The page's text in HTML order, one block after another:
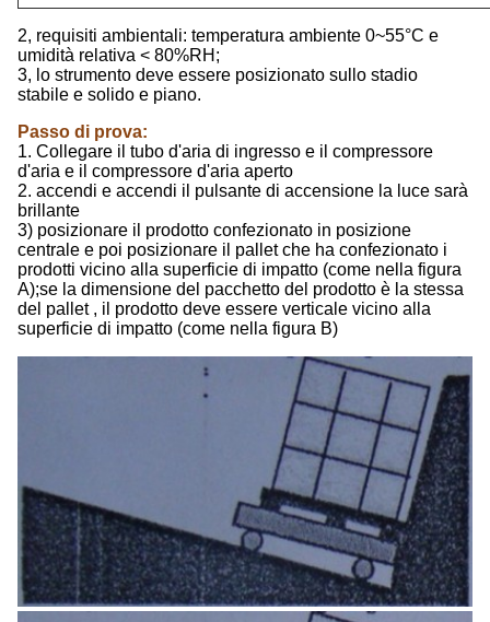
2, requisiti ambientali: temperatura ambiente 0~55°C e
umidità relativa < 80%RH;
3, lo strumento deve essere posizionato sullo stadio
stabile e solido e piano.
Passo di prova:
1. Collegare il tubo d'aria di ingresso e il compressore
d'aria e il compressore d'aria aperto
2. accendi e accendi il pulsante di accensione la luce sarà
brillante
3) posizionare il prodotto confezionato in posizione
centrale e poi posizionare il pallet che ha confezionato i
prodotti vicino alla superficie di impatto (come nella figura
A);se la dimensione del pacchetto del prodotto è la stessa
del pallet , il prodotto deve essere verticale vicino alla
superficie di impatto (come nella figura B)